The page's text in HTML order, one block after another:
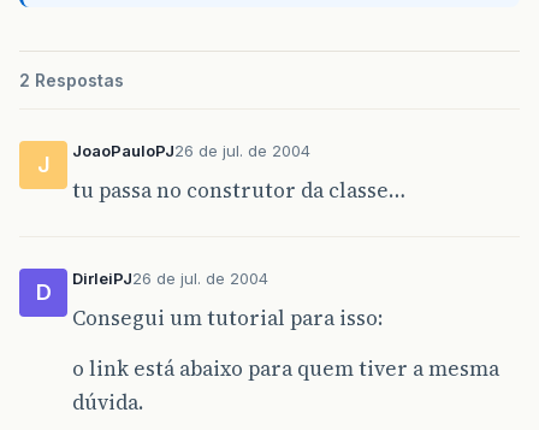
2 Respostas
J
JoaoPauloPJ26 de jul. de 2004
tu passa no construtor da classe…
D
DirleiPJ26 de jul. de 2004
Consegui um tutorial para isso:
o link está abaixo para quem tiver a mesma
dúvida.